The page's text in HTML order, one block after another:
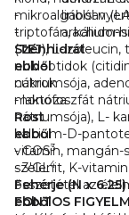
mikroalgából
triptofán, kálium-
(TEJ), L-izoleucin,
nukleotidok
nátriumsója,
monofoszfát
nátriumsója), L-
kalcium-D-
vitamin, mangán-
szelenit, K-
összetétel az
FONTOS
- linolsav
-
Szénhidrát
ebből
cukrok
- laktóza
Rost
ebből
- GOS3
- 3'GL4
Fehérje (N x 6.25)
ebből